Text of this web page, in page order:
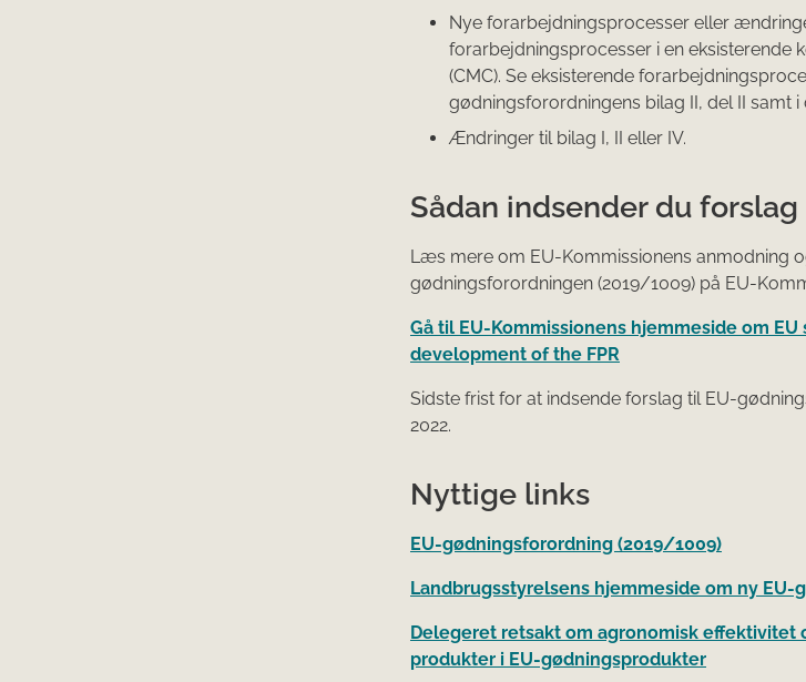
Nye forarbejdningsprocesser eller
forarbejdningsprocesser i en eksisterende
(CMC). Se eksisterende
gødningsforordningens bilag II, del II samt i
Ændringer til bilag I, II eller IV.
Sådan indsender du forslag
Læs mere om EU-Kommissionens anmodning
gødningsforordningen (2019/1009) på EU-
Gå til EU-Kommissionens hjemmeside om
development of the FPR
Sidste frist for at indsende forslag til EU-
2022.
Nyttige links
EU-gødningsforordning (2019/1009)
Landbrugsstyrelsens hjemmeside om ny
Delegeret retsakt om agronomisk effektivitet
produkter i EU-gødningsprodukter